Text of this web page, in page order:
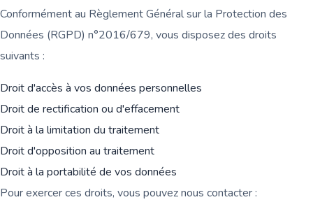
Conformément au Règlement Général sur la Protection des
Données (RGPD) n°2016/679, vous disposez des droits
suivants :
Droit d'accès à vos données personnelles
Droit de rectification ou d'effacement
Droit à la limitation du traitement
Droit d'opposition au traitement
Droit à la portabilité de vos données
Pour exercer ces droits, vous pouvez nous contacter :